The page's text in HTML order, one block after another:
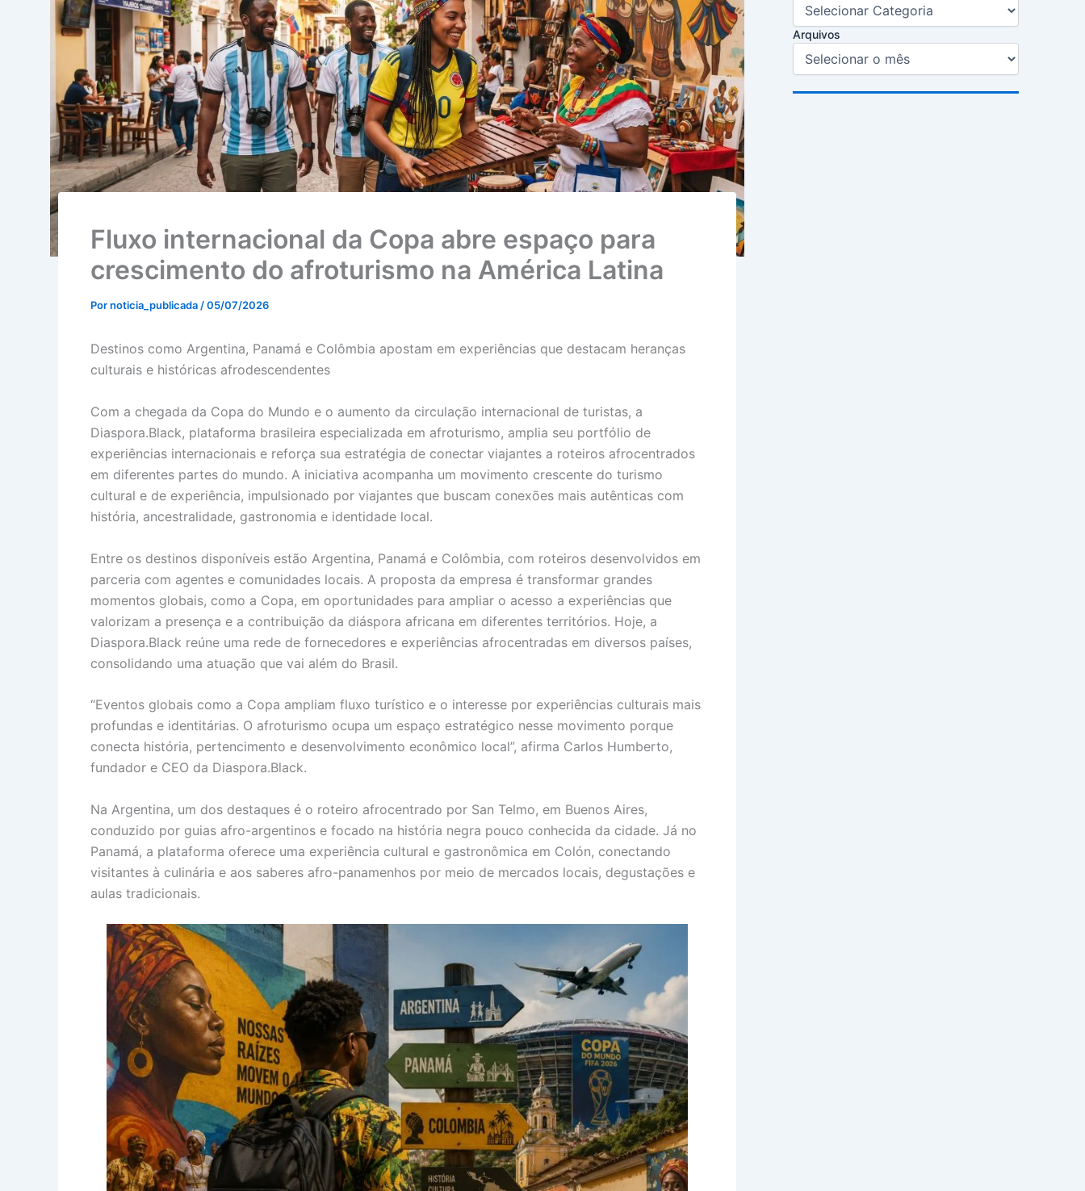
Fluxo internacional da Copa abre espaço para
crescimento do afroturismo na América Latina
Pornoticia_publicada/05/07/2026
Destinos como Argentina, Panamá e Colômbia apostam em experiências que destacam heranças
culturais e históricas afrodescendentes
Com a chegada da Copa do Mundo e o aumento da circulação internacional de turistas, a
Diaspora.Black, plataforma brasileira especializada em afroturismo, amplia seu portfólio de
experiências internacionais e reforça sua estratégia de conectar viajantes a roteiros afrocentrados
em diferentes partes do mundo. A iniciativa acompanha um movimento crescente do turismo
cultural e de experiência, impulsionado por viajantes que buscam conexões mais autênticas com
história, ancestralidade, gastronomia e identidade local.
Entre os destinos disponíveis estão Argentina, Panamá e Colômbia, com roteiros desenvolvidos em
parceria com agentes e comunidades locais. A proposta da empresa é transformar grandes
momentos globais, como a Copa, em oportunidades para ampliar o acesso a experiências que
valorizam a presença e a contribuição da diáspora africana em diferentes territórios. Hoje, a
Diaspora.Black reúne uma rede de fornecedores e experiências afrocentradas em diversos países,
consolidando uma atuação que vai além do Brasil.
“Eventos globais como a Copa ampliam fluxo turístico e o interesse por experiências culturais mais
profundas e identitárias. O afroturismo ocupa um espaço estratégico nesse movimento porque
conecta história, pertencimento e desenvolvimento econômico local”, afirma Carlos Humberto,
fundador e CEO da Diaspora.Black.
Na Argentina, um dos destaques é o roteiro afrocentrado por San Telmo, em Buenos Aires,
conduzido por guias afro-argentinos e focado na história negra pouco conhecida da cidade. Já no
Panamá, a plataforma oferece uma experiência cultural e gastronômica em Colón, conectando
visitantes à culinária e aos saberes afro-panamenhos por meio de mercados locais, degustações e
aulas tradicionais.
Arquivos